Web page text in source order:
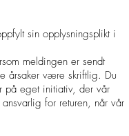
sin opplysningsplikt i
meldingen er sendt
årsaker være skriftlig. Du
på eget initiativ, der vår
for returen, når vår